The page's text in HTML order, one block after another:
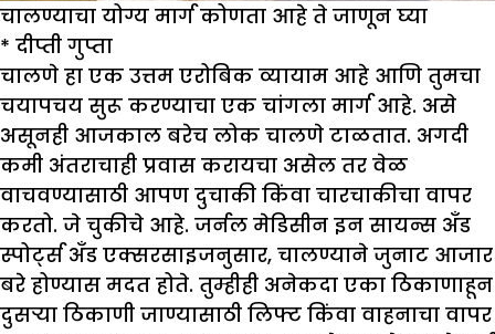
चालण्याचा योग्य मार्ग कोणता आहे ते जाणून घ्या
* दीप्ती गुप्ता
चालणे हा एक उत्तम एरोबिक व्यायाम आहे आणि तुमचा
चयापचय सुरू करण्याचा एक चांगला मार्ग आहे. असे
असूनही आजकाल बरेच लोक चालणे टाळतात. अगदी
कमी अंतराचाही प्रवास करायचा असेल तर वेळ
वाचवण्यासाठी आपण दुचाकी किंवा चारचाकीचा वापर
करतो. जे चुकीचे आहे. जर्नल मेडिसीन इन सायन्स अँड
स्पोर्ट्स अँड एक्सरसाइजनुसार, चालण्याने जुनाट आजार
बरे होण्यास मदत होते. तुम्हीही अनेकदा एका ठिकाणाहून
दुसऱ्या ठिकाणी जाण्यासाठी लिफ्ट किंवा वाहनाचा वापर